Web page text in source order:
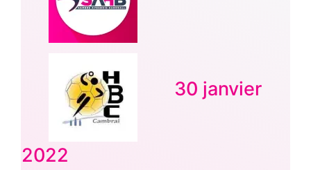
30 janvier
2022